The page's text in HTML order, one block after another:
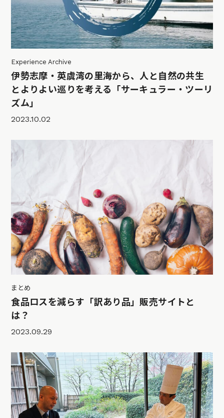
Experience Archive
伊勢志摩・英虞湾の里海から、人と自然の共生
とよりよい巡りを考える「サーキュラー・ツーリ
ズム」
2023.10.02
まとめ
食品ロスを減らす「訳あり品」販売サイトと
は？
2023.09.29